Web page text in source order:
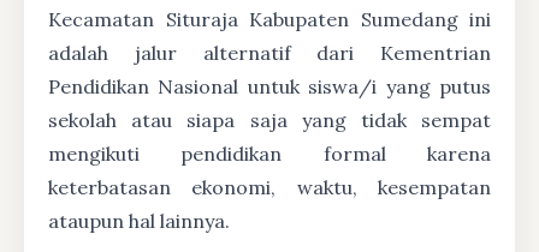
Kecamatan Situraja Kabupaten Sumedang ini
adalah jalur alternatif dari Kementrian
Pendidikan Nasional untuk siswa/i yang putus
sekolah atau siapa saja yang tidak sempat
mengikuti pendidikan formal karena
keterbatasan ekonomi, waktu, kesempatan
ataupun hal lainnya.